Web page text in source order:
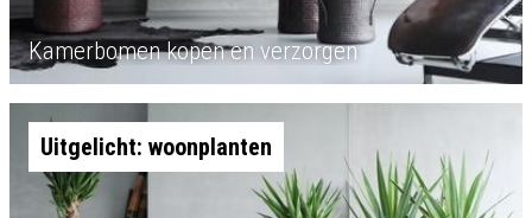
Kamerbomen kopen en verzorgen
Uitgelicht: woonplanten